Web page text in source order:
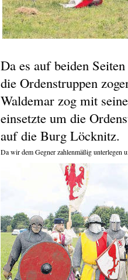
Da es auf beiden
die Ordenstruppen
Waldemar zog mit
einsetzte um die
auf die Burg
Da wir dem Gegner zahlenmäßig